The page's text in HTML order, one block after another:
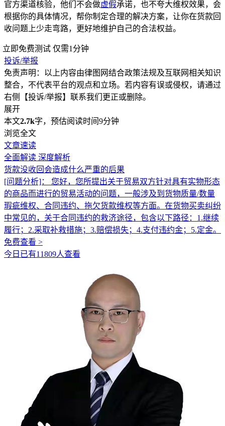
官方渠道核验，他们不会做虚假承诺，也不夸大维权效果，会
根据你的具体情况，帮你制定合理的解决方案，让你在货款回
收问题上少走弯路，更好地维护自己的合法权益。
立即免费测试 仅需1分钟
投诉/举报
免责声明：以上内容由律图网结合政策法规及互联网相关知识
整合，不代表平台的观点和立场。若内容有误或侵权，请通过
右侧【投诉/举报】联系我们更正或删除。
展开
本文2.7k字，预估阅读时间9分钟
浏览全文
文章速读
全面解读 深度解析
货款没收回会造成什么严重的后果
[问题分析]：
您好，您所提出关于贸易双方针对具有实物形态
的商品而进行的贸易活动的问题，一般涉及到货物质量/数量
瑕疵维权、合同违约、拖欠货款维权等方面。在货物买卖纠纷
中常见的，关于合同违约的救济途径，包含以下路径：1.继续
履行；2.采取补救措施；3.赔偿损失；4.支付违约金；5.定金。
免费查看 >
今日已有11809人查看